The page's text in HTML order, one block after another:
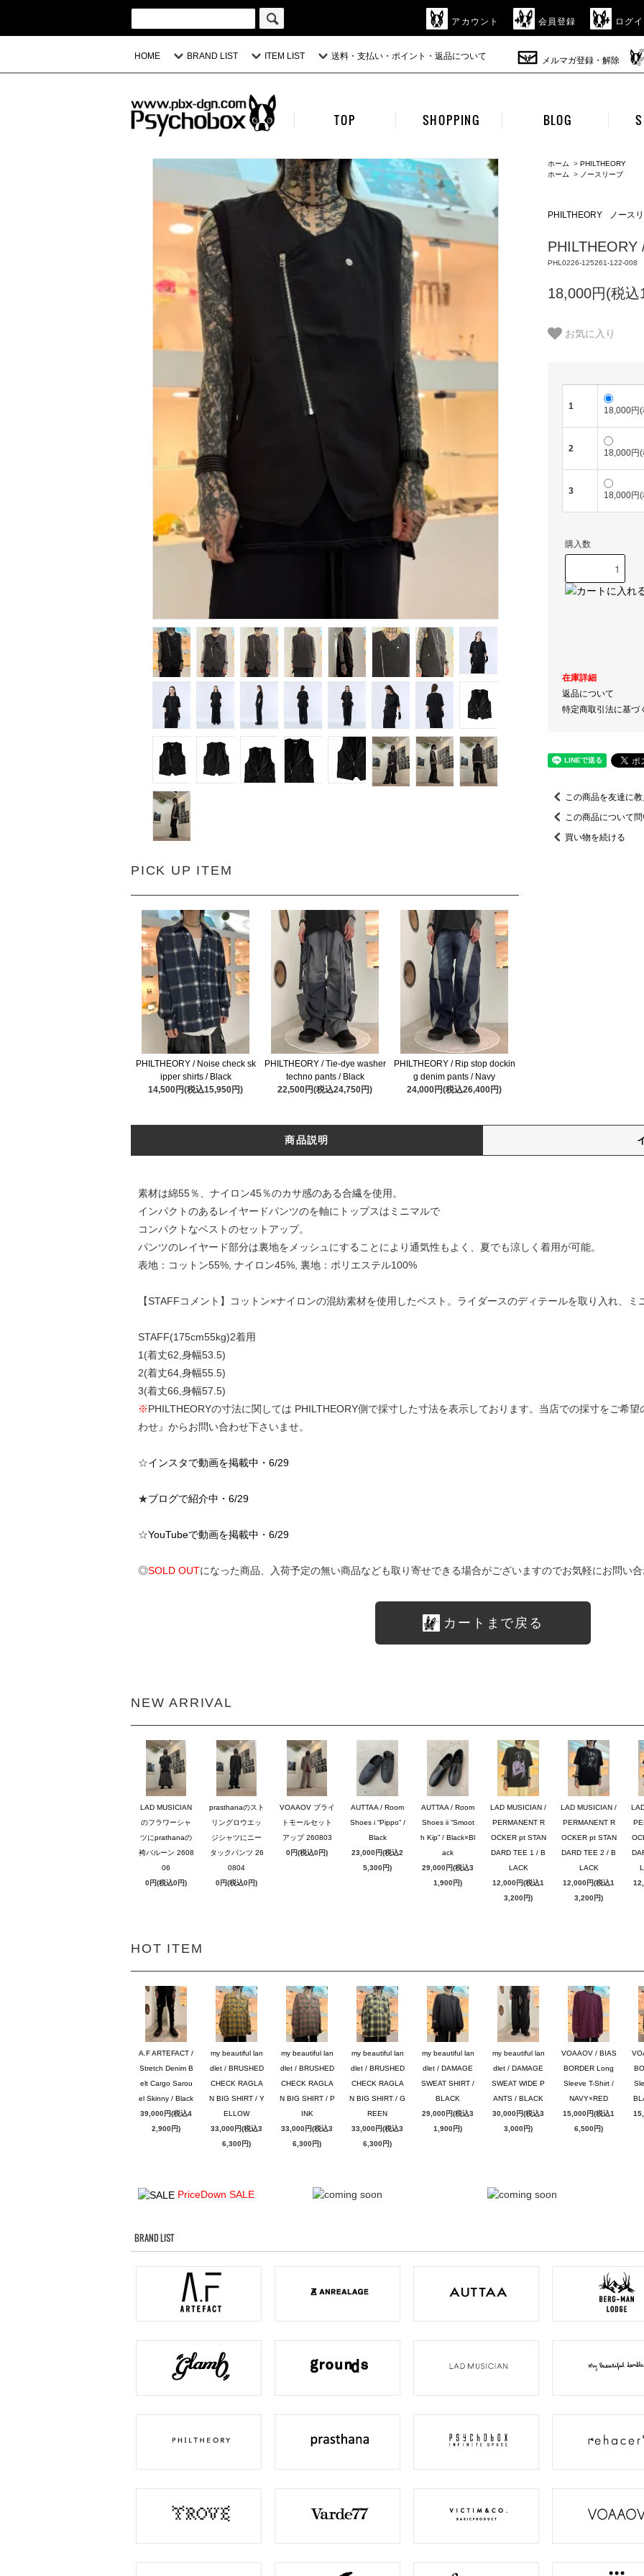
アカウント 会員登録 ログ
HOME BRAND LIST ITEM LIST 送料・支払い・ポイント・返品について メルマガ登録・解除
TOP SHOPPING BLOG
PICK UP ITEM
PHILTHEORY / Noise check sk
ipper shirts / Black
14,500円(税込15,950円)
PHILTHEORY / Tie-dye washer
techno pants / Black
22,500円(税込24,750円)
PHILTHEORY / Rip stop dockin
g denim pants / Navy
24,000円(税込26,400円)
ホーム > PHILTHEORY
ホーム
> ノースリーブ
PHILTHEORY ノース
PHL0226-125261-122-008
18,000円(税
お気に入り
1 18,000円
2 18,000円
3 18,000円
購入数
在庫詳細
返品について
特定商取引法に基づ
この商品を友達に
この商品について
買い物を続ける
商品説明
素材は綿55％、ナイロン45％のカサ感のある合繊を使用。
インパクトのあるレイヤードパンツのを軸にトップスはミニマルで
コンパクトなベストのセットアップ。
パンツのレイヤード部分は裏地をメッシュにすることにより通気性もよく、夏でも涼しく着用が可能。
表地：コットン55%, ナイロン45%, 裏地：ポリエステル100%
【STAFFコメント】コットン×ナイロンの混紡素材を使用したベスト。ライダースのディテールを取り入れ、ミ
STAFF(175cm55kg)2着用
1(着丈62,身幅53.5)
2(着丈64,身幅55.5)
3(着丈66,身幅57.5)
※PHILTHEORYの寸法に関しては PHILTHEORY側で採寸した寸法を表示しております。当店での採寸をご希
わせ』からお問い合わせ下さいませ。
☆インスタで動画を掲載中・6/29
★ブログで紹介中・6/29
☆YouTubeで動画を掲載中・6/29
◎SOLD OUTになった商品、入荷予定の無い商品なども取り寄せできる場合がございますのでお気軽にお問い
カートまで戻る
NEW ARRIVAL
LAD MUSICIAN
のフラワーシャ
ツにprathanaの
袴バルーン 2608
06
0円(税込0円)
prasthanaのスト
リングロウエッ
ジシャツにニー
タックパンツ 26
0804
0円(税込0円)
VOAAOV ブライ
トモールセット
アップ 260803
0円(税込0円)
AUTTAA / Room
Shoes i “Pippo” /
Black
23,000円(税込2
5,300円)
AUTTAA / Room
Shoes ii “Smoot
h Kip” / Black×Bl
ack
29,000円(税込3
1,900円)
LAD MUSICIAN /
PERMANENT R
OCKER pt STAN
DARD TEE 1 / B
LACK
12,000円(税込1
3,200円)
LAD MUSICIAN /
PERMANENT R
OCKER pt STAN
DARD TEE 2 / B
LACK
12,000円(税込1
3,200円)
HOT ITEM
A.F ARTEFACT /
Stretch Denim B
elt Cargo Sarou
el Skinny / Black
39,000円(税込4
2,900円)
my beautiful lan
dlet / BRUSHED
CHECK RAGLA
N BIG SHIRT / Y
ELLOW
33,000円(税込3
6,300円)
my beautiful lan
dlet / BRUSHED
CHECK RAGLA
N BIG SHIRT / P
INK
33,000円(税込3
6,300円)
my beautiful lan
dlet / BRUSHED
CHECK RAGLA
N BIG SHIRT / G
REEN
33,000円(税込3
6,300円)
my beautiful lan
dlet / DAMAGE
SWEAT SHIRT /
BLACK
29,000円(税込3
1,900円)
my beautiful lan
dlet / DAMAGE
SWEAT WIDE P
ANTS / BLACK
30,000円(税込3
3,000円)
VOAAOV / BIAS
BORDER Long
Sleeve T-Shirt /
NAVY×RED
15,000円(税込1
6,500円)
PriceDown SALE
BRAND LIST